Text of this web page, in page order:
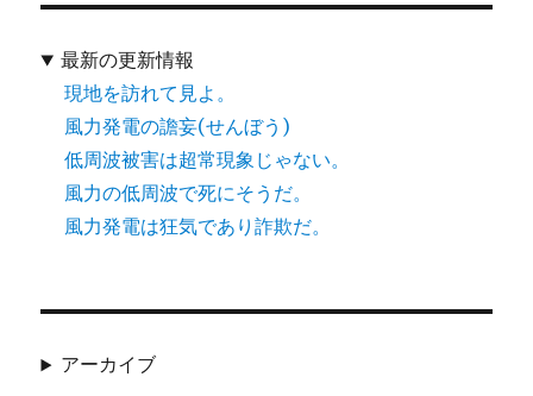
最新の更新情報
現地を訪れて見よ。
風力発電の譫妄(せんぼう)
低周波被害は超常現象じゃない。
風力の低周波で死にそうだ。
風力発電は狂気であり詐欺だ。
アーカイブ